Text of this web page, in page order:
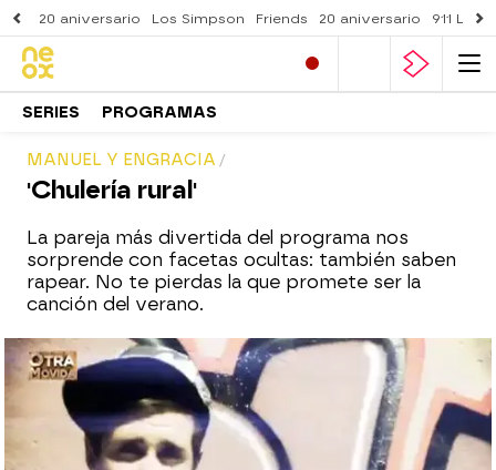
20 aniversario Los Simpson Friends 20 aniversario 911
SERIES PROGRAMAS
MANUEL Y ENGRACIA
'Chulería rural'
La pareja más divertida del programa nos
sorprende con facetas ocultas: también saben
rapear. No te pierdas la que promete ser la
canción del verano.